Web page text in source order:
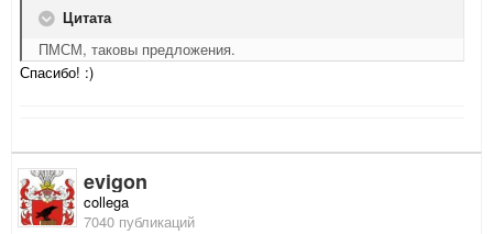
Цитата
ПМСМ, таковы предложения.
Спасибо! :)
evigon
collega
7040 публикаций